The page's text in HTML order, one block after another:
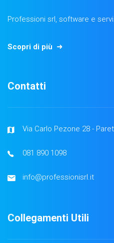
Professioni srl, software e
Scopri di più
Contatti
Via Carlo Pezone 28 -
081 890 1098
info@professionisrl.it
Collegamenti Utili